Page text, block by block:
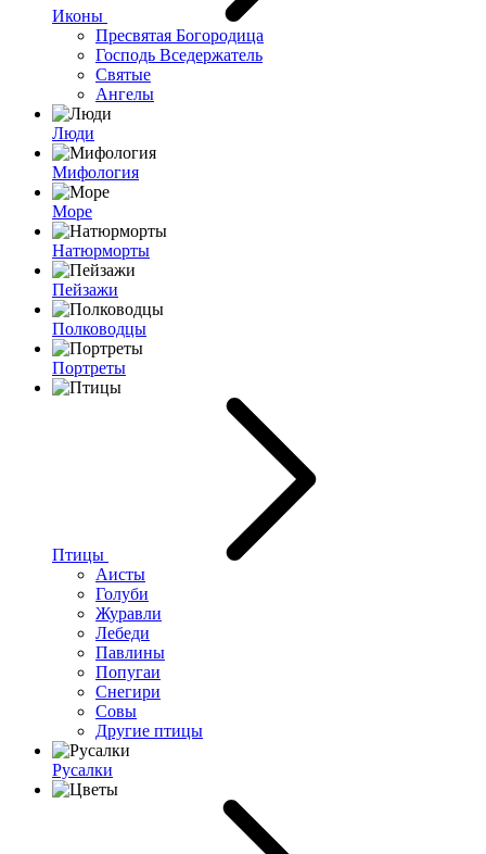
Иконы
Пресвятая Богородица
Господь Вседержатель
Святые
Ангелы
Люди
Мифология
Море
Натюрморты
Пейзажи
Полководцы
Портреты
Птицы
Аисты
Голуби
Журавли
Лебеди
Павлины
Попугаи
Снегири
Совы
Другие птицы
Русалки